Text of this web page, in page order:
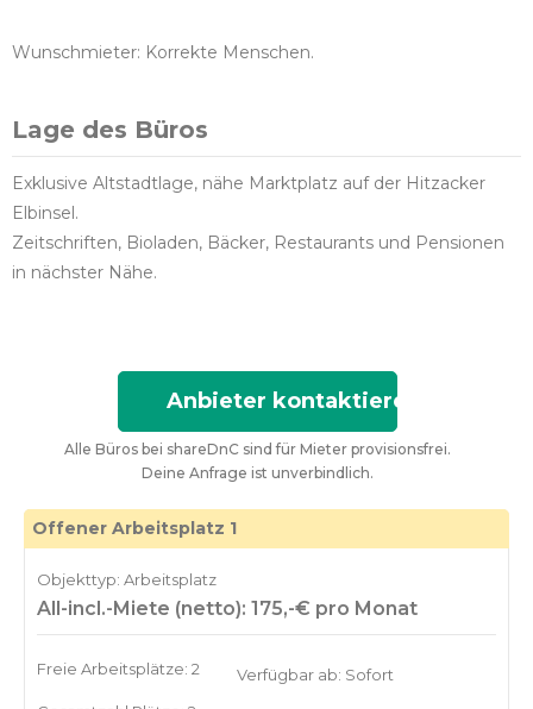
Wunschmieter: Korrekte Menschen.
Lage des Büros
Exklusive Altstadtlage, nähe Marktplatz auf der Hitzacker
Elbinsel.
Zeitschriften, Bioladen, Bäcker, Restaurants und Pensionen
in nächster Nähe.
Anbieter kontaktieren
Alle Büros bei shareDnC sind für Mieter provisionsfrei.
Deine Anfrage ist unverbindlich.
Offener Arbeitsplatz 1
Objekttyp: Arbeitsplatz
All-incl.-Miete (netto): 175,-€ pro Monat
Freie Arbeitsplätze: 2 Verfügbar ab: Sofort